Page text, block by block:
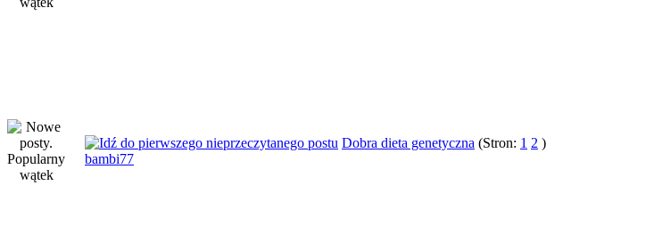
Dobra dieta genetyczna (Stron: 1 2 )
bambi77